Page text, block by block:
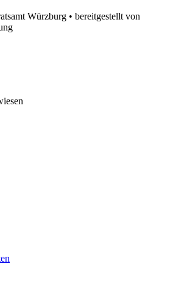
Würzburg • bereitgestellt von